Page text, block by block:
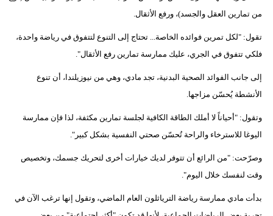
من تمارين العقل والجسد)، ورفع الأثقال.
تقول: "لكل تمرين فوائده الخاصة... تحتاج إلى التنوع لتتفوق في رياضة واحدة،
فلكي تتفوق في الجري، عليك ممارسة تمارين رفع الأثقال".
إلى جانب الفوائد الصحية البدنية، تجد مادي، وهي من نيوزيلندا، أن تنوع
الأنشطة يُحسّن مزاجها.
وتقول: "أحياناً لا أملك الطاقة الكافية لجلسة تمارين مكثفة، لذا فإن ممارسة
اليوغا للاسترخاء والراحة تُحسّن صحتي النفسية بشكل كبير".
وصرّحت: "من الرائع أن تتوفر لديك خيارات أخرى لتحريك جسمك، وتخصيص
وقت لنفسك خلال اليوم".
بدأت مادي ممارسة رياضة الترياثلون العام الماضي، وتقول إنها ترغب الآن في